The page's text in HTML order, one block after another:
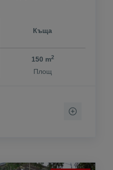
Къща
150 m2
Площ